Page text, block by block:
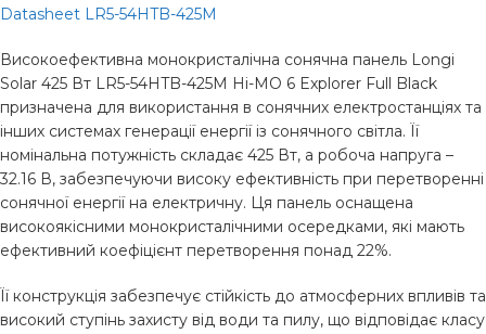
Datasheet LR5-54HTB-425M
Високоефективна монокристалічна сонячна панель Longi
Solar 425 Вт LR5-54HTB-425M Hi-MO 6 Explorer Full Black
призначена для використання в сонячних електростанціях та
інших системах генерації енергії із сонячного світла. Її
номінальна потужність складає 425 Вт, а робоча напруга –
32.16 В, забезпечуючи високу ефективність при перетворенні
сонячної енергії на електричну. Ця панель оснащена
високоякісними монокристалічними осередками, які мають
ефективний коефіцієнт перетворення понад 22%.
Її конструкція забезпечує стійкість до атмосферних впливів та
високий ступінь захисту від води та пилу, що відповідає класу